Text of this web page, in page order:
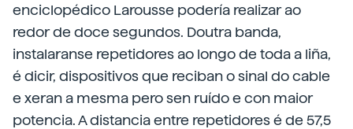
enciclopédico Larousse podería realizar ao
redor de doce segundos. Doutra banda,
instalaranse repetidores ao longo de toda a liña,
é dicir, dispositivos que reciban o sinal do cable
e xeran a mesma pero sen ruído e con maior
potencia. A distancia entre repetidores é de 57,5